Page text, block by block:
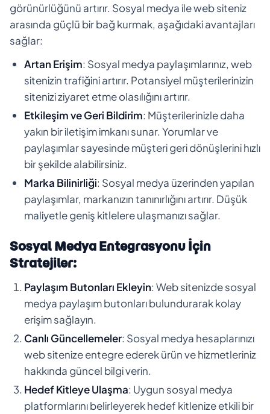
görünürlüğünü artırır. Sosyal medya ile web siteniz
arasında güçlü bir bağ kurmak, aşağıdaki avantajları
sağlar:
Artan Erişim: Sosyal medya paylaşımlarınız, web
sitenizin trafiğini artırır. Potansiyel müşterilerinizin
sitenizi ziyaret etme olasılığını artırır.
Etkileşim ve Geri Bildirim: Müşterilerinizle daha
yakın bir iletişim imkanı sunar. Yorumlar ve
paylaşımlar sayesinde müşteri geri dönüşlerini hızlı
bir şekilde alabilirsiniz.
Marka Bilinirliği: Sosyal medya üzerinden yapılan
paylaşımlar, markanızın tanınırlığını artırır. Düşük
maliyetle geniş kitlelere ulaşmanızı sağlar.
Sosyal Medya Entegrasyonu İçin
Stratejiler:
Paylaşım Butonları Ekleyin: Web sitenizde sosyal
medya paylaşım butonları bulundurarak kolay
erişim sağlayın.
Canlı Güncellemeler: Sosyal medya hesaplarınızı
web sitenize entegre ederek ürün ve hizmetleriniz
hakkında güncel bilgi verin.
Hedef Kitleye Ulaşma: Uygun sosyal medya
platformlarını belirleyerek hedef kitlenize etkili bir